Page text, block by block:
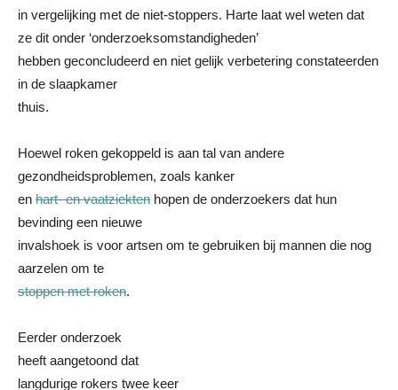
in vergelijking met de niet-stoppers. Harte laat wel weten dat
ze dit onder ‘onderzoeksomstandigheden’
hebben geconcludeerd en niet gelijk verbetering constateerden
in de slaapkamer
thuis.
Hoewel roken gekoppeld is aan tal van andere
gezondheidsproblemen, zoals kanker
en hart- en vaatziekten hopen de onderzoekers dat hun
bevinding een nieuwe
invalshoek is voor artsen om te gebruiken bij mannen die nog
aarzelen om te
stoppen met roken.
Eerder onderzoek
heeft aangetoond dat
langdurige rokers twee keer